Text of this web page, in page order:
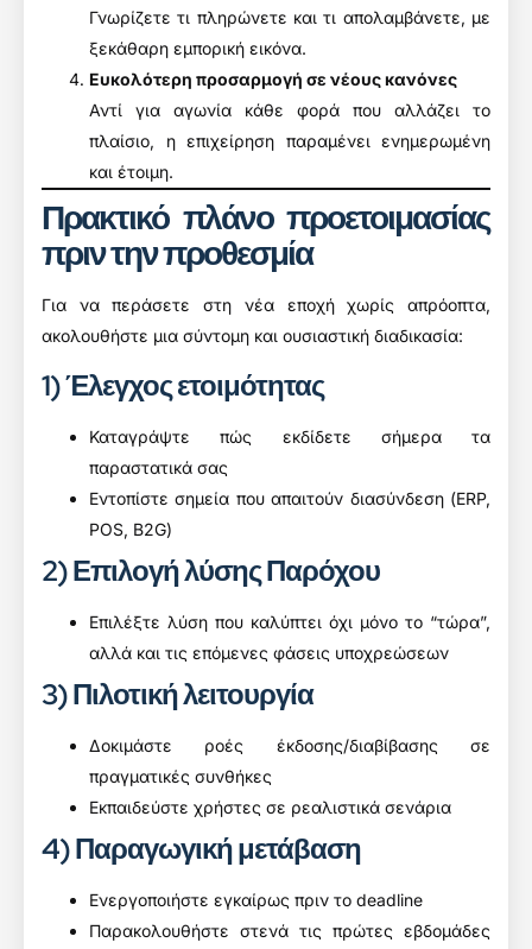
Γνωρίζετε τι πληρώνετε και τι απολαμβάνετε, με
ξεκάθαρη εμπορική εικόνα.
Ευκολότερη προσαρμογή σε νέους κανόνες
Αντί για αγωνία κάθε φορά που αλλάζει το
πλαίσιο, η επιχείρηση παραμένει ενημερωμένη
και έτοιμη.
Πρακτικό πλάνο προετοιμασίας
πριν την προθεσμία
Για να περάσετε στη νέα εποχή χωρίς απρόοπτα,
ακολουθήστε μια σύντομη και ουσιαστική διαδικασία:
1) Έλεγχος ετοιμότητας
Καταγράψτε πώς εκδίδετε σήμερα τα
παραστατικά σας
Εντοπίστε σημεία που απαιτούν διασύνδεση (ERP,
POS, B2G)
2) Επιλογή λύσης Παρόχου
Επιλέξτε λύση που καλύπτει όχι μόνο το “τώρα”,
αλλά και τις επόμενες φάσεις υποχρεώσεων
3) Πιλοτική λειτουργία
Δοκιμάστε ροές έκδοσης/διαβίβασης σε
πραγματικές συνθήκες
Εκπαιδεύστε χρήστες σε ρεαλιστικά σενάρια
4) Παραγωγική μετάβαση
Ενεργοποιήστε εγκαίρως πριν το deadline
Παρακολουθήστε στενά τις πρώτες εβδομάδες